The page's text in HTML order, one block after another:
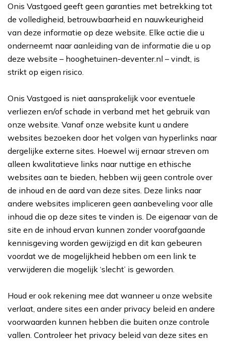
Onis Vastgoed geeft geen garanties met betrekking tot
de volledigheid, betrouwbaarheid en nauwkeurigheid
van deze informatie op deze website. Elke actie die u
onderneemt naar aanleiding van de informatie die u op
deze website – hooghetuinen-deventer.nl – vindt, is
strikt op eigen risico.
Onis Vastgoed is niet aansprakelijk voor eventuele
verliezen en/of schade in verband met het gebruik van
onze website. Vanaf onze website kunt u andere
websites bezoeken door het volgen van hyperlinks naar
dergelijke externe sites. Hoewel wij ernaar streven om
alleen kwalitatieve links naar nuttige en ethische
websites aan te bieden, hebben wij geen controle over
de inhoud en de aard van deze sites. Deze links naar
andere websites impliceren geen aanbeveling voor alle
inhoud die op deze sites te vinden is. De eigenaar van de
site en de inhoud ervan kunnen zonder voorafgaande
kennisgeving worden gewijzigd en dit kan gebeuren
voordat we de mogelijkheid hebben om een link te
verwijderen die mogelijk ‘slecht’ is geworden.
Houd er ook rekening mee dat wanneer u onze website
verlaat, andere sites een ander privacy beleid en andere
voorwaarden kunnen hebben die buiten onze controle
vallen. Controleer het privacy beleid van deze sites en